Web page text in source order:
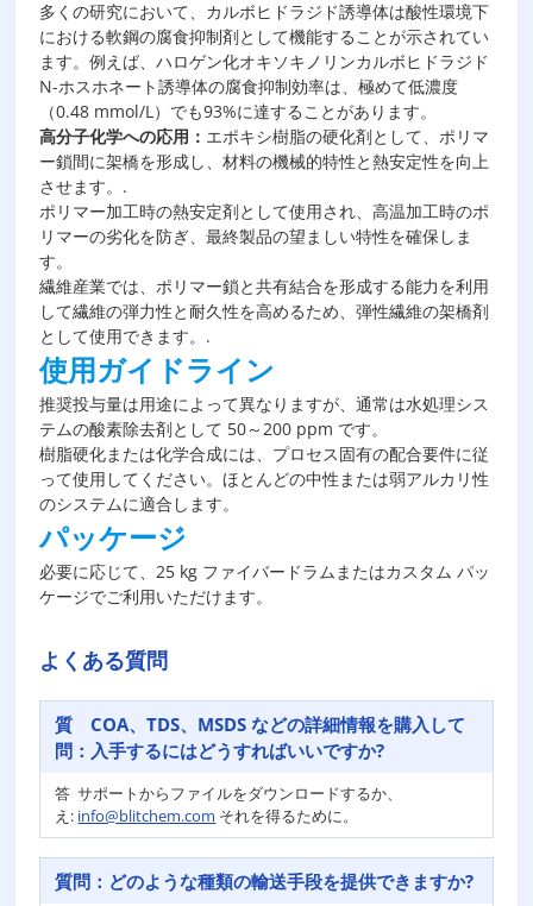
多くの研究において、カルボヒドラジド誘導体は酸性環境下
における軟鋼の腐食抑制剤として機能することが示されてい
ます。例えば、ハロゲン化オキソキノリンカルボヒドラジド
N-ホスホネート誘導体の腐食抑制効率は、極めて低濃度
（0.48 mmol/L）でも93%に達することがあります。
高分子化学への応用： エポキシ樹脂の硬化剤として、ポリマ
ー鎖間に架橋を形成し、材料の機械的特性と熱安定性を向上
させます。.
ポリマー加工時の熱安定剤として使用され、高温加工時のポ
リマーの劣化を防ぎ、最終製品の望ましい特性を確保しま
す。
繊維産業では、ポリマー鎖と共有結合を形成する能力を利用
して繊維の弾力性と耐久性を高めるため、弾性繊維の架橋剤
として使用できます。.
使用ガイドライン
推奨投与量は用途によって異なりますが、通常は水処理シス
テムの酸素除去剤として 50～200 ppm です。
樹脂硬化または化学合成には、プロセス固有の配合要件に従
って使用してください。ほとんどの中性または弱アルカリ性
のシステムに適合します。
パッケージ
必要に応じて、25 kg ファイバードラムまたはカスタム パッ
ケージでご利用いただけます。
よくある質問
質
問：
COA、TDS、MSDS などの詳細情報を購入して
入手するにはどうすればいいですか?
答
え:
サポートからファイルをダウンロードするか、
info@blitchem.com それを得るために。
質問： どのような種類の輸送手段を提供できますか?